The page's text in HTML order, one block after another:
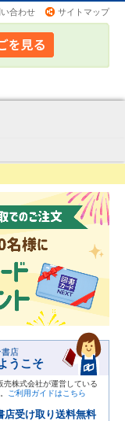
合わせ サイトマップ
書店
うこそ
売株式会社が運営している
ご利用ガイドはこちら
店受け取り送料無料